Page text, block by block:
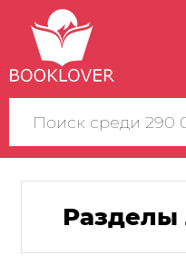
Поиск
по
сайту
Разделы